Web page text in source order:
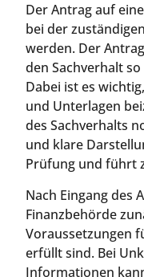
Der Antrag auf
bei der
werden. Der
den Sachverhalt
Dabei ist es
und Unterlagen
des Sachverhalts
und klare
Prüfung und führt
Nach Eingang des
Finanzbehörde
Voraussetzungen
erfüllt sind. Bei
Informationen